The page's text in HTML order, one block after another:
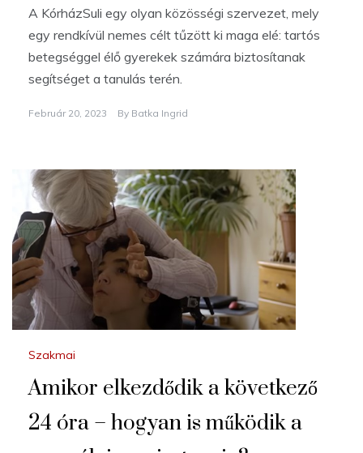
A KórházSuli egy olyan közösségi szervezet, mely
egy rendkívül nemes célt tűzött ki maga elé: tartós
betegséggel élő gyerekek számára biztosítanak
segítséget a tanulás terén.
Február 20, 2023 By Batka Ingrid
Szakmai
Amikor elkezdődik a következő
24 óra – hogyan is működik a